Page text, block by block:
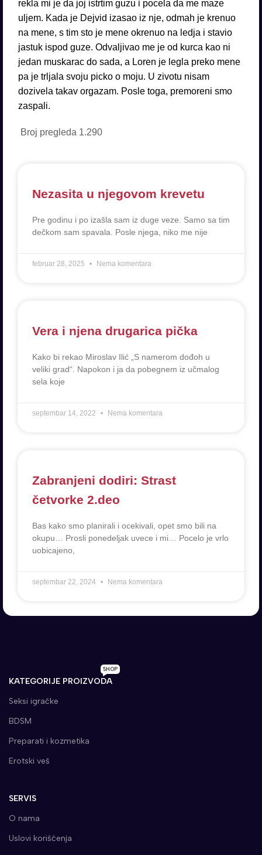
rekla mi je da joj istrtim guzu i pocela da me maze
uljem. Kada je Dejvid izasao iz nje, odmah je krenuo
na mene, s tim sto je mene okrenuo na ledja i stavio
jastuk ispod guze. Odvaljivao me je od kurca kao ni
jedan muskarac do sada, a Loren je legla preko mene
pa je trljala svoju picko o moju. U zivotu nisam
dozivela takav orgazam. Posle toga, premoreni smo
zaspali.
Broj pregleda 1.290
Nezasita u njegovom krevetu
Pre godinu i po izašla sam iz duge veze. Samo sa tim
dečkom sam spavala. Posle njega, niko me nije
februar 28, 2025 Nema komentara
Vera i njena drugarica pička
Kako bi rekao Miroslav Ilić „S namerom dođoh u
veliki grad“. Napokon i ja da pobegnem iz učmalog
sela koje
septembar 14, 2022 Nema komentara
Zabranjeni dodiri: Strast
četvorke 2.deo
Bas kako smo planirali i ocekivali, opet smo bili na
okupu… Prosli ponedeljak uvece i mi… Pocelo je vrlo
uobicajeno,
septembar 22, 2024 Nema komentara
KATEGORIJE PROIZVODA
SHOP
Seksi igračke
BDSM
Preparati i kozmetika
Erotski veš
SERVIS
O nama
Uslovi korišćenja